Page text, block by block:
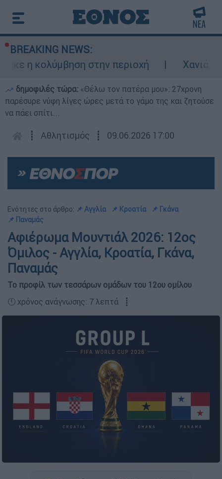
BREAKING NEWS:
στην περιοχή
Χανιά: 24χρονος
δημοφιλές τώρα: «Θέλω τον πατέρα μου»: 27χρονη
παρέσυρε νύφη λίγες ώρες μετά το γάμο της και ζητούσε
να πάει σπίτι...
┋ Αθλητισμός ┋ 09.06.2026 17:00
Ενότητες στο άρθρο: 📌 Αγγλία 📌 Κροατία
📌 Γκάνα
📌 Παναμάς
Αφιέρωμα Μουντιάλ 2026: 12ος
Όμιλος - Αγγλία, Κροατία, Γκάνα,
Παναμάς
Το προφίλ των τεσσάρων ομάδων του 12ου ομίλου
🕛 χρόνος ανάγνωσης: 7 λεπτά ┋